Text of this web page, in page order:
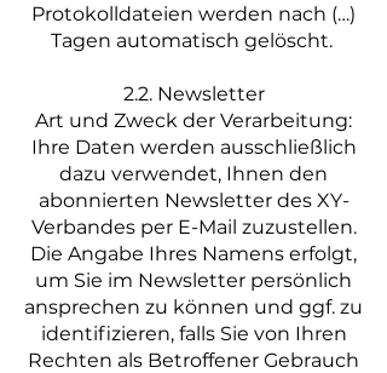
Protokolldateien werden nach (…)
Tagen automatisch gelöscht.
2.2. Newsletter
Art und Zweck der Verarbeitung:
Ihre Daten werden ausschließlich
dazu verwendet, Ihnen den
abonnierten Newsletter des XY-
Verbandes per E-Mail zuzustellen.
Die Angabe Ihres Namens erfolgt,
um Sie im Newsletter persönlich
ansprechen zu können und ggf. zu
identifizieren, falls Sie von Ihren
Rechten als Betroffener Gebrauch